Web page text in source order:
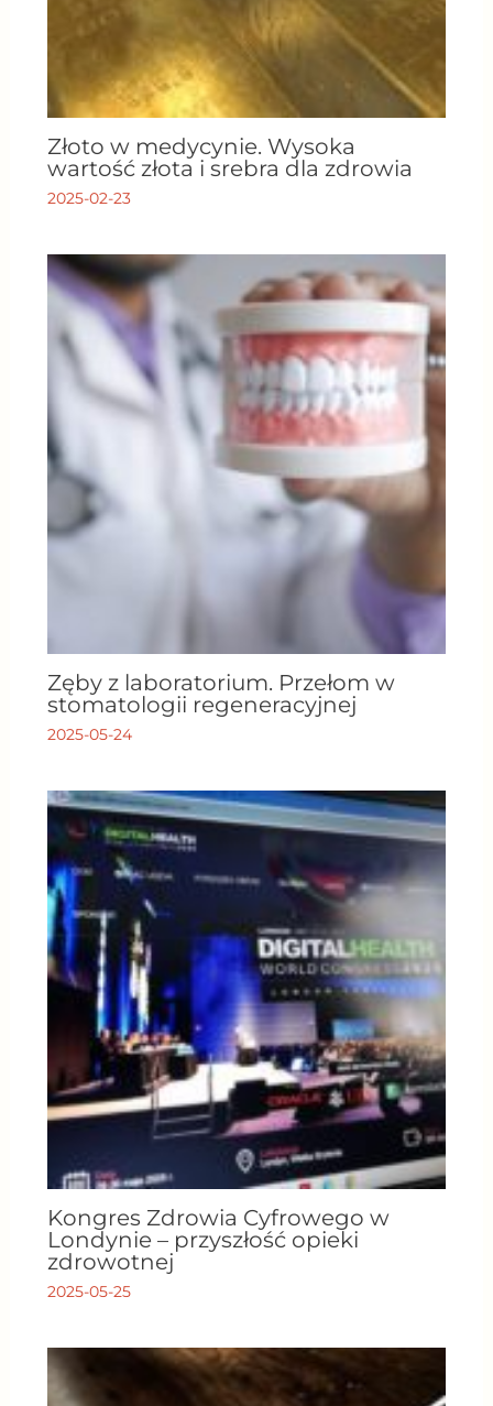
Złoto w medycynie. Wysoka
wartość złota i srebra dla zdrowia
2025-02-23
Zęby z laboratorium. Przełom w
stomatologii regeneracyjnej
2025-05-24
Kongres Zdrowia Cyfrowego w
Londynie – przyszłość opieki
zdrowotnej
2025-05-25